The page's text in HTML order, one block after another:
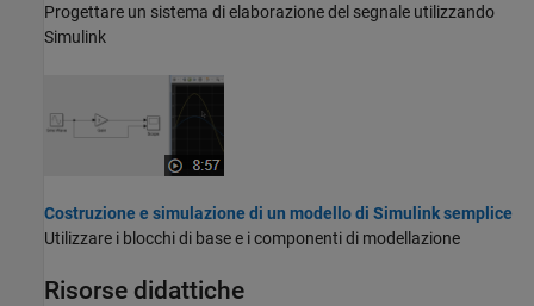
Progettare un sistema di elaborazione del segnale utilizzando
Simulink
Costruzione e simulazione di un modello di Simulink semplice
Utilizzare i blocchi di base e i componenti di modellazione
Risorse didattiche